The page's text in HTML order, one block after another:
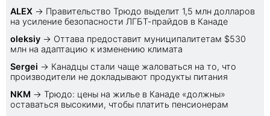
ALEX → Правительство Трюдо выделит 1,5 млн долларов
на усиление безопасности ЛГБТ-прайдов в Канаде
oleksiy → Оттава предоставит муниципалитетам $530
млн на адаптацию к изменению климата
Sеrgei → Канадцы стали чаще жаловаться на то, что
производители не докладывают продукты питания
NKM → Трюдо: цены на жилье в Канаде «должны»
оставаться высокими, чтобы платить пенсионерам